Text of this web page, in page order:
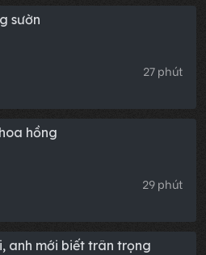
sườn
27 phút
hồng
29 phút
anh mới biết trân trọng